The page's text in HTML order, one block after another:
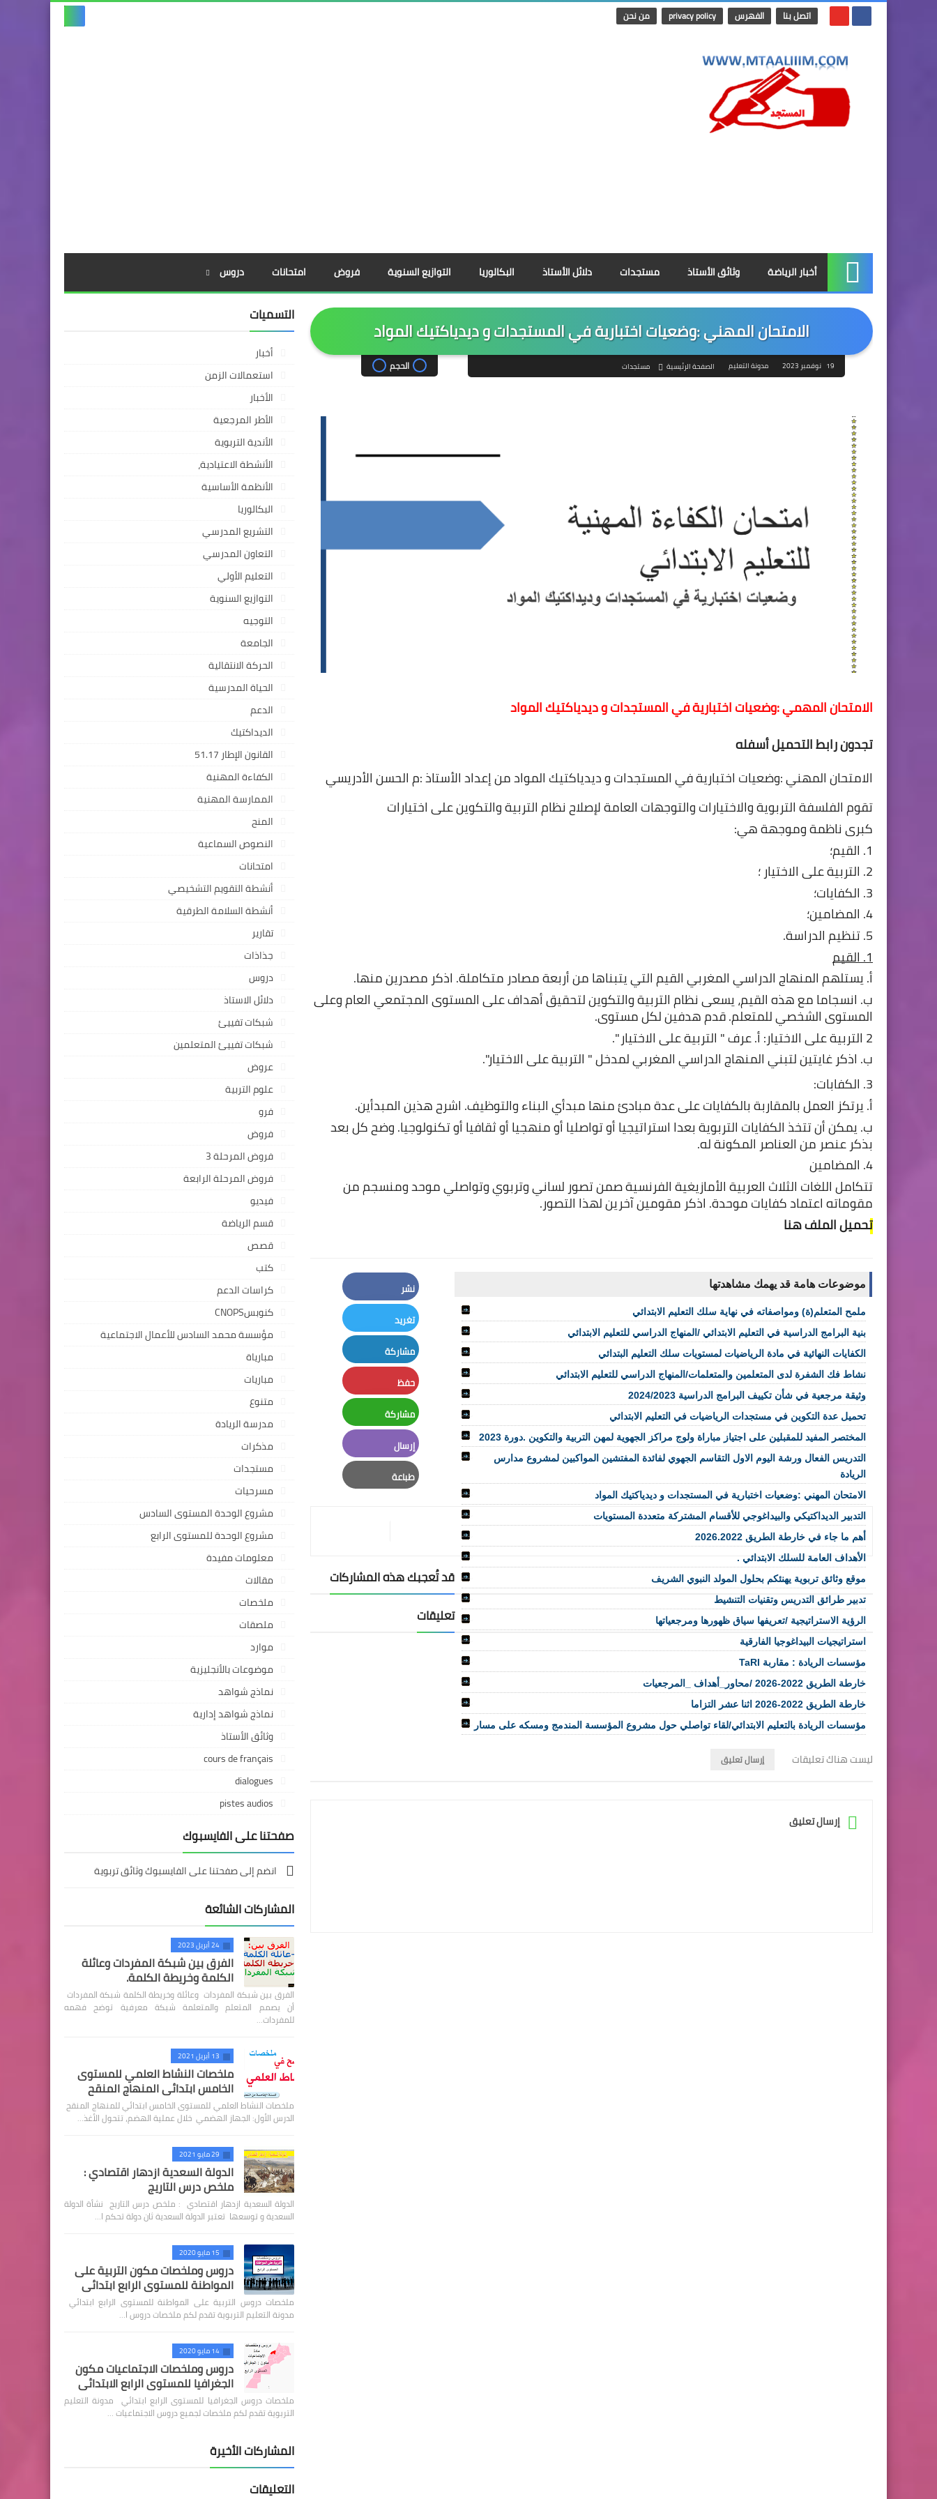
اتصل بنا الفهرس privacy policy من نحن
الرئيسية
أخبار الرياضة وثائق الأستاذ مستجدات دلائل الأستاذ البكالوريا التوازيع السنوية فروض امتحانات دروس
الامتحان المهني :وضعيات اختبارية في المستجدات و ديدياكتيك المواد
19 نوفمبر 2023 مدونة التعليم الصفحة الرئيسية مستجدات الحجم
الامتحان المهمي :وضعيات اختبارية في المستجدات و ديدياكتيك المواد
تجدون رابط التحميل أسفله
الامتحان المهني :وضعيات اختبارية في المستجدات و ديدياكتيك المواد من إعداد الأستاذ :م الحسن الأدريسي
تقوم الفلسفة التربوية والاختيارات والتوجهات العامة لإصلاح نظام التربية والتكوين على اختيارات
کبری ناظمة وموجهة هي:
1. القيم؛
2. التربية على الاختيار ؛
3. الكفايات؛
4. المضامين؛
5. تنظيم الدراسة.
1. القيم
أ. يستلهم المنهاج الدراسي المغربي القيم التي يتبناها من أربعة مصادر متكاملة. اذكر مصدرين منها.
المستوى الشخصي للمتعلم. قدم هدفين لكل مستوى.
2 التربية على الاختيار: أ. عرف " التربية على الاختيار ".
ب. اذكر غايتين لتبني المنهاج الدراسي المغربي لمدخل " التربية على الاختيار".
3. الكفابات:
أ. يرتكز العمل بالمقاربة بالكفايات على عدة مبادئ منها مبدأي البناء والتوظيف. اشرح هذين المبدأين.
بذكر عنصر من العناصر المكونة له.
4. المضامين
مقوماته اعتماد كفايات موحدة. اذكر مقومين آخرين لهذا التصور.
تحميل الملف هنا
موضوعات هامة قد يهمك مشاهدتها
ملمح المتعلم(ة) ومواصفاته في نهاية سلك التعليم الابتدائي
بنية البرامج الدراسية في التعليم الابتدائي /المنهاج الدراسي للتعليم الابتدائي
الكفايات النهائية في مادة الرياضيات لمستويات سلك التعليم البتدائي
نشاط فك الشفرة لدى المتعلمين والمتعلمات/المنهاج الدراسي للتعليم الابتدائي
وثيقة مرجعية في شأن تكييف البرامج الدراسية 2024/2023
تحميل عدة التكوين في مستجدات الرياضيات في التعليم الابتدائي
المختصر المفيد للمقبلين على اجتياز مباراة ولوج مراكز الجهوية لمهن التربية والتكوين .دورة 2023
التدريس الفعال ورشة اليوم الاول التقاسم الجهوي لفائدة المفتشين المواكبين لمشروع مدارس
الريادة
الامتحان المهني :وضعيات اختبارية في المستجدات و ديدياكتيك المواد
التدبير الديداكتيكي والبيداغوجي للأقسام المشتركة متعددة المستويات
أهم ما جاء في خارطة الطريق 2026.2022
الأهداف العامة للسلك الابتدائي .
موقع وثائق تربوية يهنئكم بحلول المولد النبوي الشريف
تدبير طرائق التدريس وتقنيات التنشيط
الرؤية الاستراتيجية /تعريفها سياق ظهورها ومرجعياتها
استراتيجيات البيداغوجيا الفارقية
مؤسسات الريادة : مقاربة TaRl
خارطة الطريق 2022-2026 /محاور_أهداف _المرجعيات
خارطة الطريق 2022-2026 اثنا عشر التزاما
مؤسسات الريادة بالتعليم الابتدائي/لقاء تواصلي حول مشروع المؤسسة المندمج ومسكه على مسار
نشر
Facebook
تغريد
Twitter
مشاركة
LinkedIn
حفظ
Pinterest
مشاركة
Whatsapp
إرسال
Email
طباعة
قد تُعجبك هذه المشاركات
تعليقات
ليست هناك تعليقات إرسال تعليق
إرسال تعليق
التسميات
أخبار
استعمالات الزمن
الأخبار
الأطر المرجعية
الأندية التربوية
الأنشطة الاعتيادية،
الأنظمة الأساسية
البكالوريا
التشريع المدرسي
التعاون المدرسي
التعليم الأولي
التوازيع السنوية
التوجيه
الجامعة
الحركة الانتقالية
الحياة المدرسية
الدعم
الديداكتيك
القانون الإطار 51.17
الكفاءة المهنية
الممارسة المهنية
المنح
النصوص السماعية
امتحانات
أنشطة التقويم التشخيصي
أنشطة السلامة الطرقية
تقارير
جذاذات
دروس
دلائل الاستاذ
شبكات تفييئ
شبكات تفييئ المتعلمين
عروض
علوم التربية
فرو
فروض
فروض المرحلة 3
فروض المرحلة الرابعة
فيديو
قسم الرياضة
قصص
كتب
كراسات الدعم
كنوبسCNOPS
مؤسسة محمد السادس للأعمال الاجتماعية
مبارياة
مباريات
متنوع
مدرسة الريادة
مذكرات
مستجدات
مسرحيات
مشروع الوحدة المستوى السادس
مشروع الوحدة للمستوى الرابع
معلومات مفيدة
مقالات
ملخصات
ملصقات
موارد
موضوعات بالأنجليزية
نماذج شواهد
نماذج شواهد إدارية
وثائق الأستاذ
cours de français
dialogues
pistes audios
صفحتنا على الفايسبوك
انضم إلى صفحتنا على الفايسبوك وثائق تربوية
المشاركات الشائعة
24 أبريل 2023
الفرق بين شبكة المفردات وعائلة
الكلمة وخريطة الكلمة.
الفرق بين شبكة المفردات وعائلة وخريطة الكلمة شبكة المفردات
أن يصمم المتعلم والمتعلمة شبكة معرفية توضح فهمه
للمفردات…
13 أبريل 2021
ملخصات النشاط العلمي للمستوى
الخامس ابتدائي المنهاج المنقح
ملخصات النشاط العلمي للمستوى الخامس ابتدائي للمنهاج المنقح
الدرس الأول: الجهاز الهضمي خلال عملية الهضم، تتحول الأغذ…
29 مايو 2021
الدولة السعدية ازدهار اقتصادي :
ملخص درس التاريج
الدولة السعدية ازدهار اقتصادي : ملخص درس التاريج نشأة الدولة
السعدية و توسعها تعتبر الدولة السعدية ثان دولة تحكم ا…
15 مايو 2020
دروس وملخصات مكون التربية على
المواطنة للمستوى الرابع ابتدائي
ملخصات دروس التربية على المواطنة للمستوى الرابع ابتدائي
مدونة التعليم التربوية تقدم لكم ملخصات دروس ا…
14 مايو 2020
دروس وملخصات الاجتماعيات مكون
الجغرافيا للمستوى الرابع الابتدائي
ملخصات دروس الجغرافيا للمستوى الرابع ابتدائي مدونة التعليم
التربوية تقدم لكم ملخصات لجميع دروس الاجتماعيات …
المشاركات الأخيرة
التعليقات